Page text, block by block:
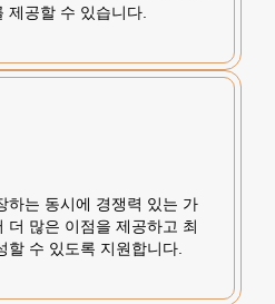
제공할 수 있습니다.
하는 동시에 경쟁력 있는 가
더 많은 이점을 제공하고 최
할 수 있도록 지원합니다.